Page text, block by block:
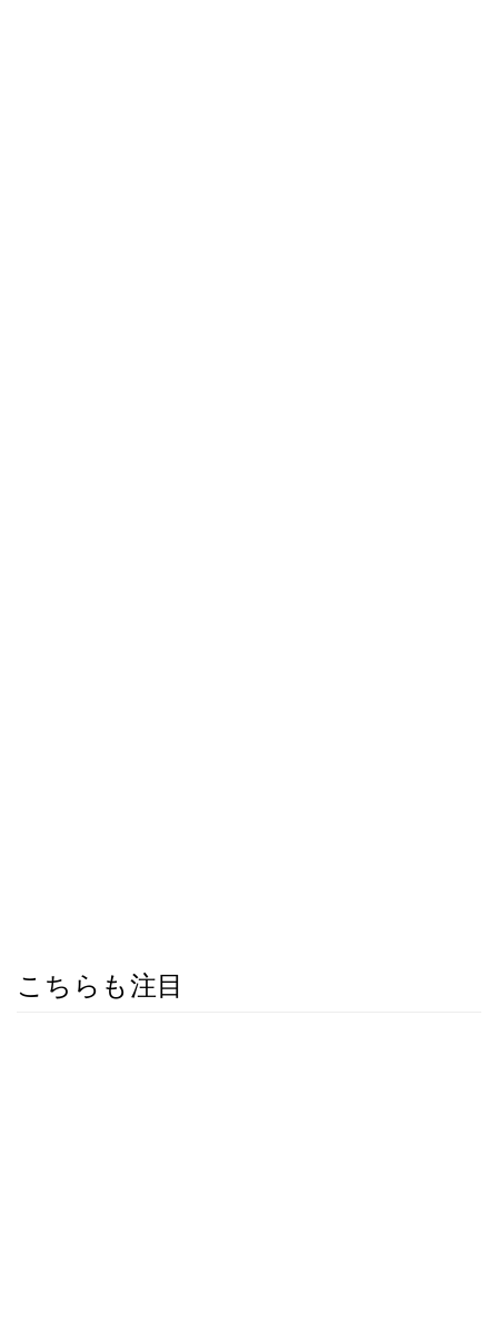
こちらも注目